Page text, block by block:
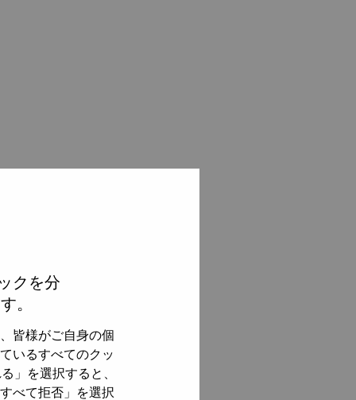
クを分
。
皆様がご自身の個
いるすべてのクッ
」を選択すると、
べて拒否」を選択